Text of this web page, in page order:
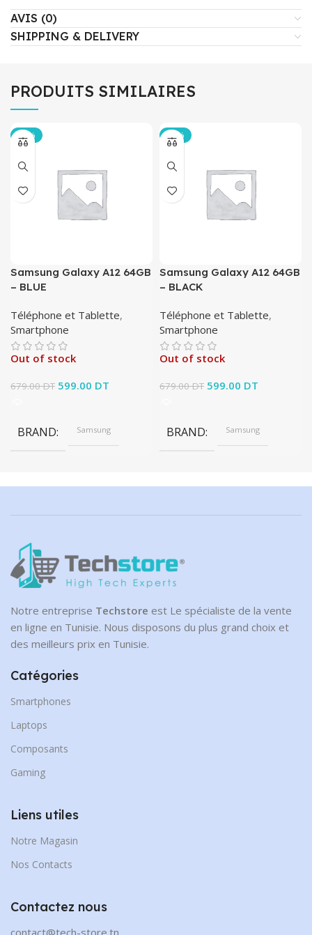
AVIS (0)
SHIPPING & DELIVERY
PRODUITS SIMILAIRES
-12%
Samsung Galaxy A12 64GB
– BLUE
Téléphone et Tablette,
Smartphone
Out of stock
679.00DT Le prix initial était :
599.00 DT
BRAND Samsung
-12%
Samsung Galaxy A12 64GB
– BLACK
Téléphone et Tablette,
Smartphone
Out of stock
679.00DT Le prix initial était :
599.00 DT
BRAND Samsung
Notre entreprise Techstore est Le spécialiste de la vente
en ligne en Tunisie. Nous disposons du plus grand choix et
des meilleurs prix en Tunisie.
Catégories
Smartphones
Laptops
Composants
Gaming
Liens utiles
Notre Magasin
Nos Contacts
Contactez nous